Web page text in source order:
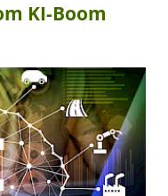
KI-Boom